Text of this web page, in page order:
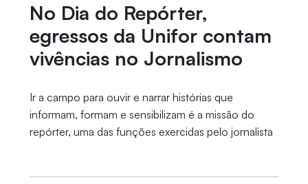
No Dia do Repórter,
egressos da Unifor contam
vivências no Jornalismo
Ir a campo para ouvir e narrar histórias que
informam, formam e sensibilizam é a missão do
repórter, uma das funções exercidas pelo jornalista